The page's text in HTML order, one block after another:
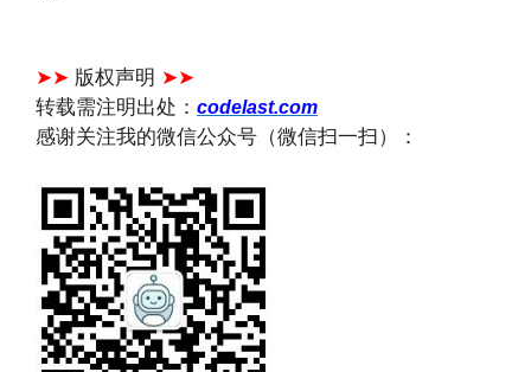
➤➤ 版权声明 ➤➤
转载需注明出处： codelast.com
感谢关注我的微信公众号（微信扫一扫）：